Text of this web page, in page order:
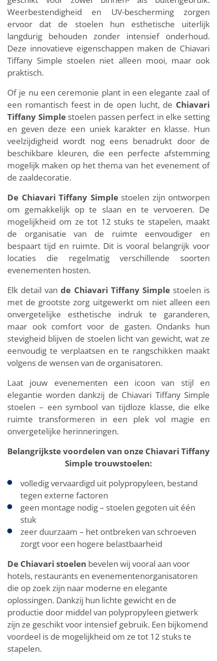
Weerbestendigheid en UV-bescherming zorgen
ervoor dat de stoelen hun esthetische uiterlijk
langdurig behouden zonder intensief onderhoud.
Deze innovatieve eigenschappen maken de Chiavari
Tiffany Simple stoelen niet alleen mooi, maar ook
praktisch.
Of je nu een ceremonie plant in een elegante zaal of
een romantisch feest in de open lucht, de Chiavari
Tiffany Simplestoelen passen perfect in elke setting
en geven deze een uniek karakter en klasse. Hun
veelzijdigheid wordt nog eens benadrukt door de
beschikbare kleuren, die een perfecte afstemming
mogelijk maken op het thema van het evenement of
de zaaldecoratie.
De Chiavari Tiffany Simplestoelen zijn ontworpen
om gemakkelijk op te slaan en te vervoeren. De
mogelijkheid om ze tot 12 stuks te stapelen, maakt
de organisatie van de ruimte eenvoudiger en
bespaart tijd en ruimte. Dit is vooral belangrijk voor
locaties die regelmatig verschillende soorten
evenementen hosten.
Elk detail van de Chiavari Tiffany Simplestoelen is
met de grootste zorg uitgewerkt om niet alleen een
onvergetelijke esthetische indruk te garanderen,
maar ook comfort voor de gasten. Ondanks hun
stevigheid blijven de stoelen licht van gewicht, wat ze
eenvoudig te verplaatsen en te rangschikken maakt
volgens de wensen van de organisatoren.
Laat jouw evenementen een icoon van stijl en
elegantie worden dankzij de Chiavari Tiffany Simple
stoelen – een symbool van tijdloze klasse, die elke
ruimte transformeren in een plek vol magie en
onvergetelijke herinneringen.
Belangrijkste voordelen van onze Chiavari Tiffany
Simple trouwstoelen:
volledig vervaardigd uit polypropyleen, bestand
tegen externe factoren
geen montage nodig – stoelen gegoten uit één
stuk
zeer duurzaam – het ontbreken van schroeven
zorgt voor een hogere belastbaarheid
De Chiavari stoelen bevelen wij vooral aan voor
hotels, restaurants en evenementenorganisatoren
die op zoek zijn naar moderne en elegante
oplossingen. Dankzij hun lichte gewicht en de
productie door middel van polypropyleen gietwerk
zijn ze geschikt voor intensief gebruik. Een bijkomend
voordeel is de mogelijkheid om ze tot 12 stuks te
stapelen.